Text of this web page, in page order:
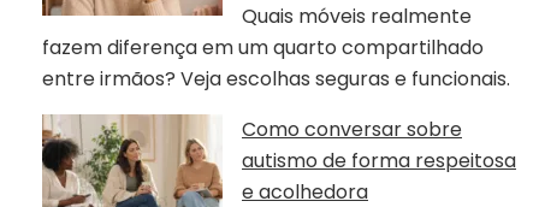
Quais móveis realmente
fazem diferença em um quarto compartilhado
entre irmãos? Veja escolhas seguras e funcionais.
Como conversar sobre
autismo de forma respeitosa
e acolhedora